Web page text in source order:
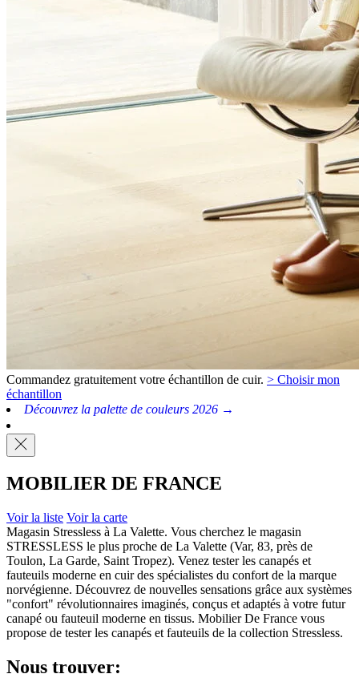
Commandez gratuitement votre échantillon de cuir. > Choisir mon
échantillon
Découvrez la palette de couleurs 2026 →
MOBILIER DE FRANCE
Voir la liste Voir la carte
Magasin Stressless à La Valette. Vous cherchez le magasin
STRESSLESS le plus proche de La Valette (Var, 83, près de
Toulon, La Garde, Saint Tropez). Venez tester les canapés et
fauteuils moderne en cuir des spécialistes du confort de la marque
norvégienne. Découvrez de nouvelles sensations grâce aux systèmes
"confort" révolutionnaires imaginés, conçus et adaptés à votre futur
canapé ou fauteuil moderne en tissus. Mobilier De France vous
propose de tester les canapés et fauteuils de la collection Stressless.
Nous trouver: